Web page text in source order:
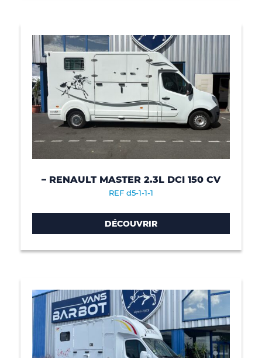
– RENAULT MASTER 2.3L DCI 150 CV
REF d5-1-1-1
DÉCOUVRIR